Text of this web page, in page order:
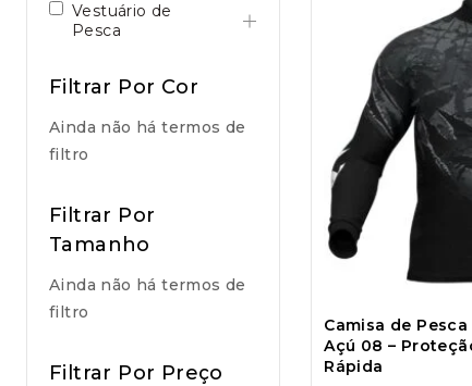
Camisa de
Açú 08 –
Rápida
Vestuário de
Pesca
Filtrar Por Cor
Ainda não há termos de
filtro
Filtrar Por
Tamanho
Ainda não há termos de
filtro
Filtrar Por Preço